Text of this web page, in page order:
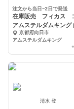
注文から当日~2日で発送
在庫販売 フィカス
アムステルダムキング 曲がり
観葉植物 イン
京都府向日市
アムステルダムキング
清水 登